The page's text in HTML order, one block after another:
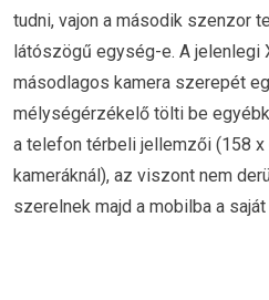
tudni, vajon a második szenzor
látószögű egység-e. A jelenlegi
másodlagos kamera szerepét
mélységérzékelő tölti be
a telefon térbeli jellemzői (158 x
kameráknál), az viszont nem
szerelnek majd a mobilba a saját